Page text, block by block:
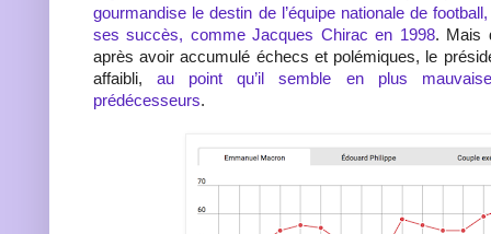
gourmandise le destin de l’équipe nationale de
ses succès, comme Jacques Chirac en 1998. Mais
après avoir accumulé échecs et polémiques, le
affaibli,au point qu’il semble en plus
prédécesseurs.